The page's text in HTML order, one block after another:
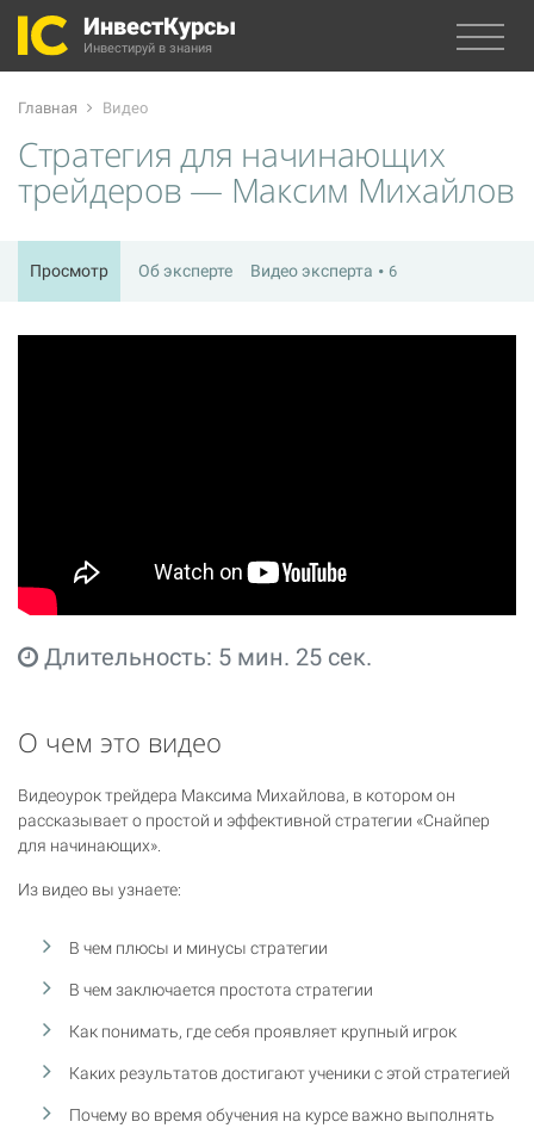
ИнвестКурсы
Инвестируй в знания
Главная Видео
Стратегия для начинающих
трейдеров — Максим Михайлов
Просмотр Об эксперте Видео эксперта 6
Длительность: 5 мин. 25 сек.
О чем это видео
Видеоурок трейдера Максима Михайлова, в котором он
рассказывает о простой и эффективной стратегии «Снайпер
для начинающих».
Из видео вы узнаете:
В чем плюсы и минусы стратегии
В чем заключается простота стратегии
Как понимать, где себя проявляет крупный игрок
Каких результатов достигают ученики с этой стратегией
Почему во время обучения на курсе важно выполнять